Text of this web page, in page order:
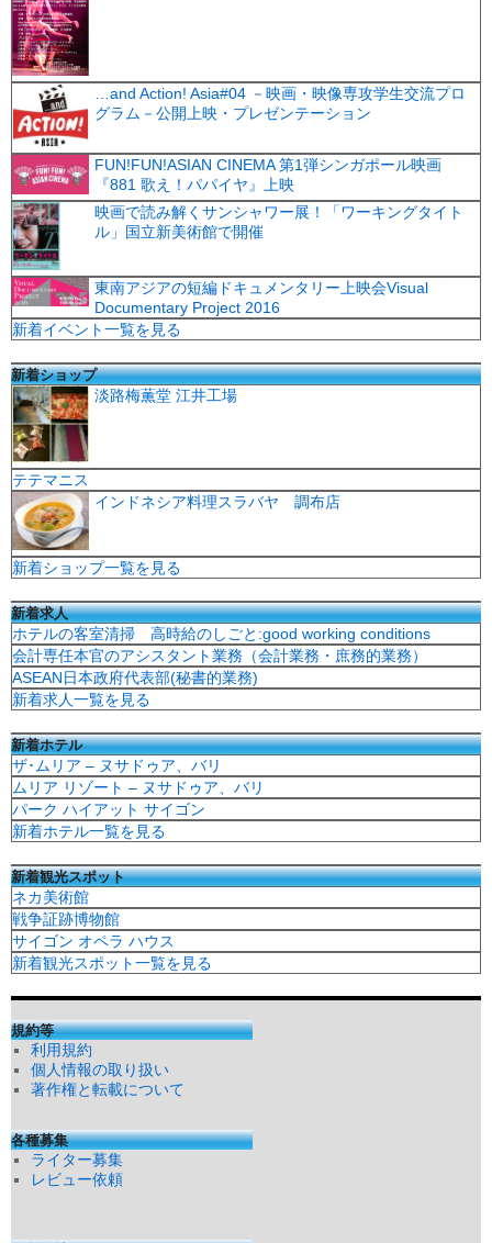
…and Action! Asia#04 －映画・映像専攻学生交流プロ
グラム－公開上映・プレゼンテーション
FUN!FUN!ASIAN CINEMA 第1弾シンガポール映画
『881 歌え！パパイヤ』上映
映画で読み解くサンシャワー展！「ワーキングタイト
ル」国立新美術館で開催
東南アジアの短編ドキュメンタリー上映会Visual
Documentary Project 2016
新着イベント一覧を見る
新着ショップ
淡路梅薫堂 江井工場
テテマニス
インドネシア料理スラバヤ 調布店
新着ショップ一覧を見る
新着求人
ホテルの客室清掃 高時給のしごと:good working conditions
会計専任本官のアシスタント業務（会計業務・庶務的業務）
ASEAN日本政府代表部(秘書的業務)
新着求人一覧を見る
新着ホテル
ザ･ムリア – ヌサドゥア、バリ
ムリア リゾート – ヌサドゥア、バリ
パーク ハイアット サイゴン
新着ホテル一覧を見る
新着観光スポット
ネカ美術館
戦争証跡博物館
サイゴン オペラ ハウス
新着観光スポット一覧を見る
規約等
利用規約
個人情報の取り扱い
著作権と転載について
各種募集
ライター募集
レビュー依頼